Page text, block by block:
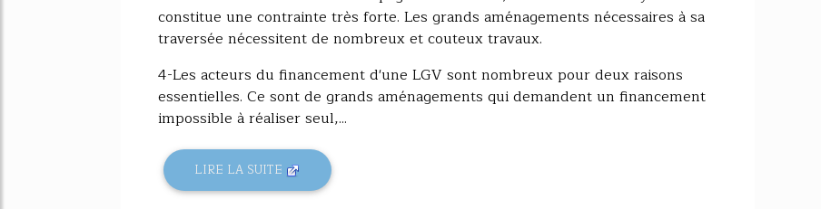
constitue une contrainte très forte. Les grands aménagements nécessaires à sa
traversée nécessitent de nombreux et couteux travaux.
4-Les acteurs du financement d'une LGV sont nombreux pour deux raisons
essentielles. Ce sont de grands aménagements qui demandent un financement
impossible à réaliser seul,...
LIRE LA SUITE